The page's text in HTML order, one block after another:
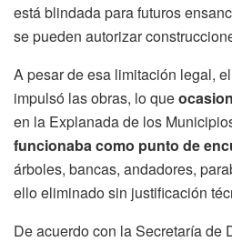
está blindada para futuros
se pueden autorizar
A pesar de esa limitación legal, el
impulsó las obras, lo que
en la Explanada de los
funcionaba como punto de
árboles, bancas, andadores,
ello eliminado sin justificación
De acuerdo con la Secretaría de